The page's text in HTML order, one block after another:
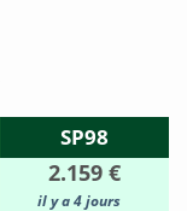
SP98
2.159 €
il y a 4 jours